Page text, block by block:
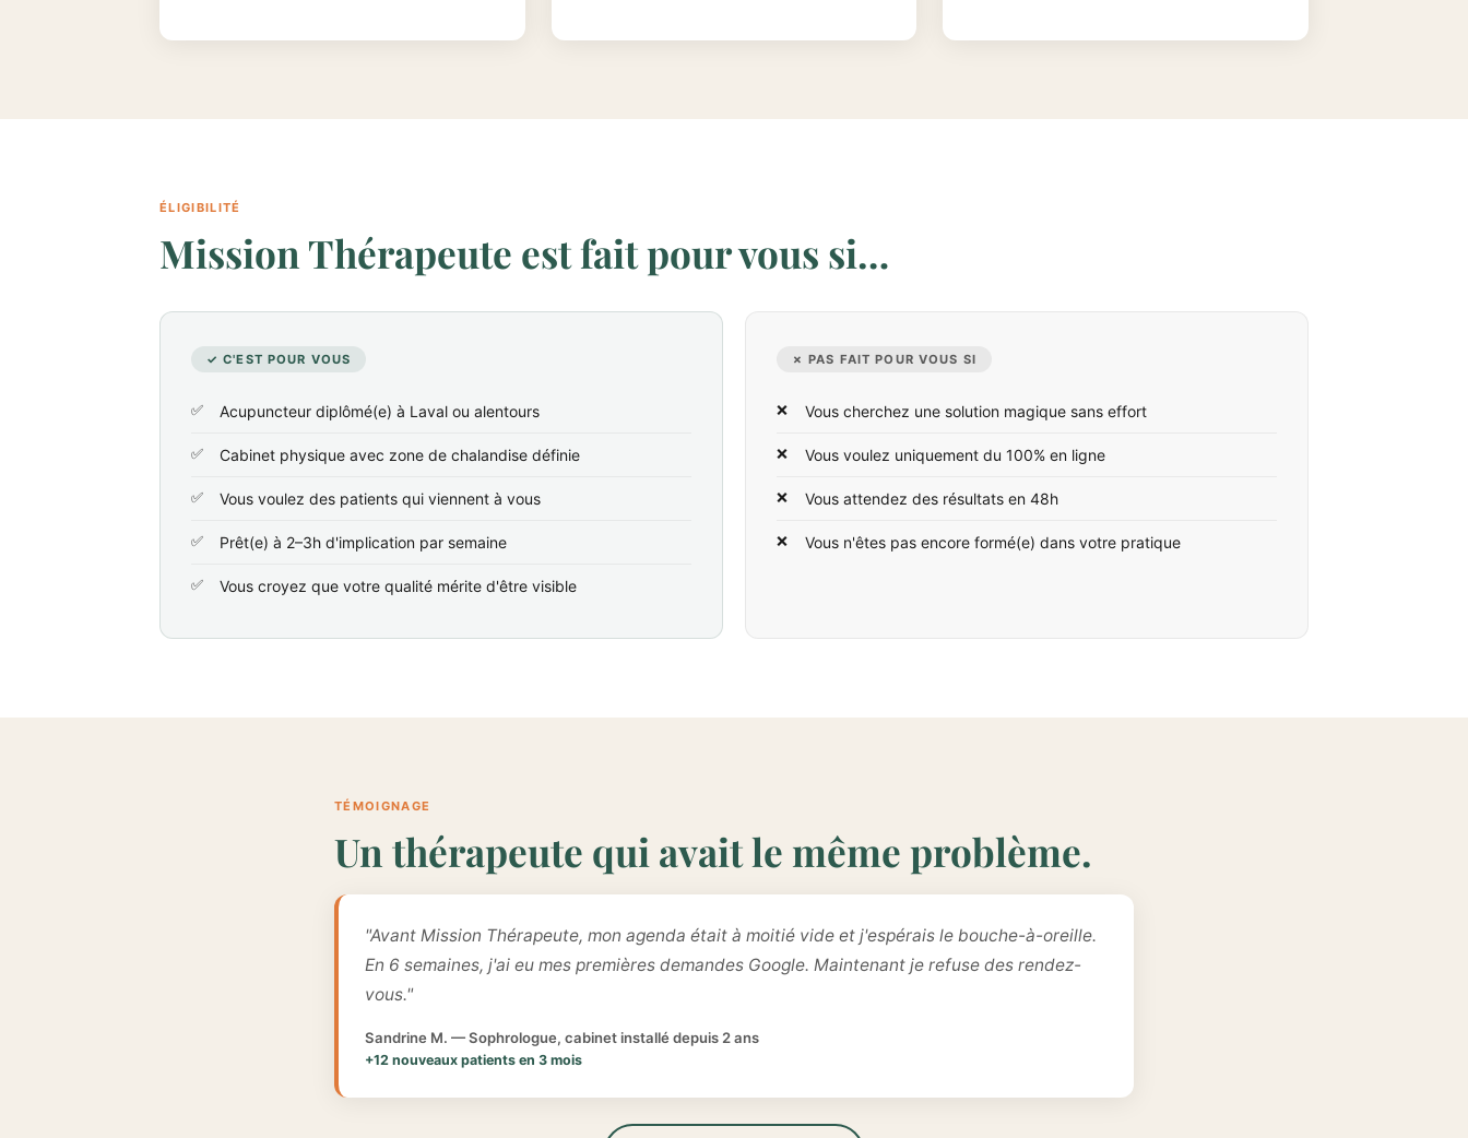
ÉLIGIBILITÉ
Mission Thérapeute est fait pour vous si…
✓ C'EST POUR VOUS
Acupuncteur diplômé(e) à Laval ou alentours
Cabinet physique avec zone de chalandise définie
Vous voulez des patients qui viennent à vous
Prêt(e) à 2–3h d'implication par semaine
Vous croyez que votre qualité mérite d'être visible
✗ PAS FAIT POUR VOUS SI
Vous cherchez une solution magique sans effort
Vous voulez uniquement du 100% en ligne
Vous attendez des résultats en 48h
Vous n'êtes pas encore formé(e) dans votre pratique
TÉMOIGNAGE
Un thérapeute qui avait le même problème.
"Avant Mission Thérapeute, mon agenda était à moitié vide et j'espérais le bouche-à-oreille.
En 6 semaines, j'ai eu mes premières demandes Google. Maintenant je refuse des rendez-
vous."
Sandrine M. — Sophrologue, cabinet installé depuis 2 ans
+12 nouveaux patients en 3 mois